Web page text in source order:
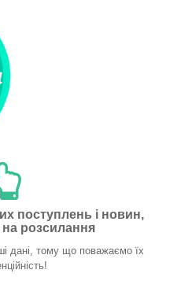
поступлень і новин,
на розсилання
дані, тому що поважаємо їх